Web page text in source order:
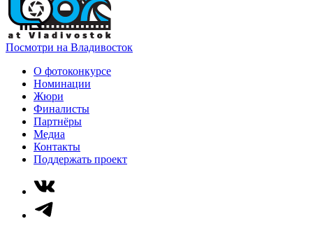
Посмотри на Владивосток
О фотоконкурсе
Номинации
Жюри
Финалисты
Партнёры
Медиа
Контакты
Поддержать проект